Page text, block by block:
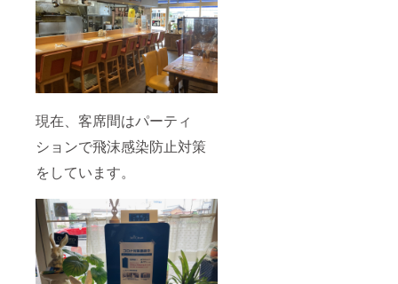
現在、客席間はパーティ
ションで飛沫感染防止対策
をしています。